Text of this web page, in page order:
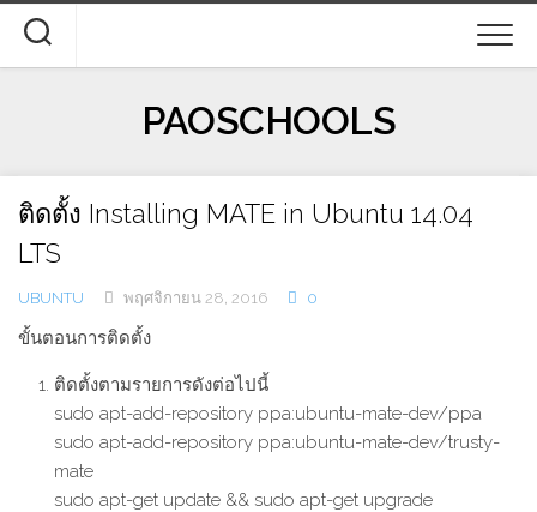
content
PAOSCHOOLS
ติดตั้ง Installing MATE in Ubuntu 14.04
LTS
UBUNTU พฤศจิกายน 28, 2016 0
ขั้นตอนการติดตั้ง
ติดตั้งตามรายการดังต่อไปนี้
sudo apt-add-repository ppa:ubuntu-mate-dev/ppa
sudo apt-add-repository ppa:ubuntu-mate-dev/trusty-
mate
sudo apt-get update && sudo apt-get upgrade